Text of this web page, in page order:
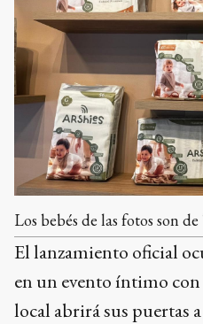
Los bebés de las fotos son
El lanzamiento oficial
en un evento íntimo
local abrirá sus puertas